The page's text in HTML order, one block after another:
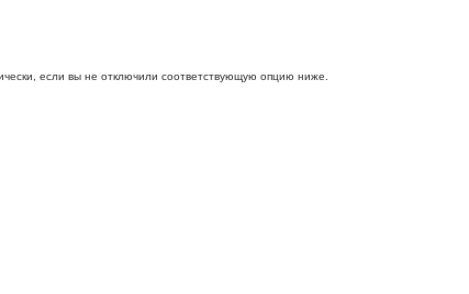
если вы не отключили соответствующую опцию ниже.